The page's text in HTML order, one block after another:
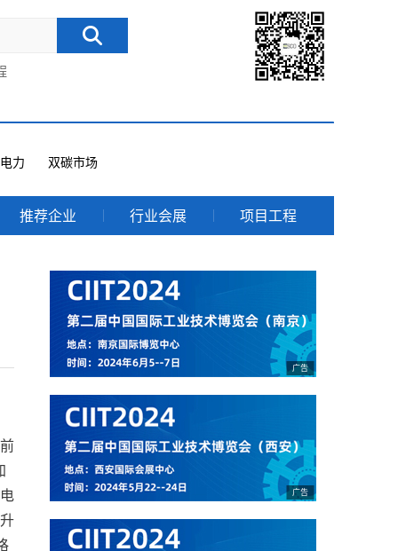
力 双碳市场
推荐企业 行业会展 项目工程